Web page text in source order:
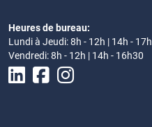
Heures de bureau:
Lundi à Jeudi: 8h - 12h | 14h - 17h
Vendredi: 8h - 12h | 14h - 16h30